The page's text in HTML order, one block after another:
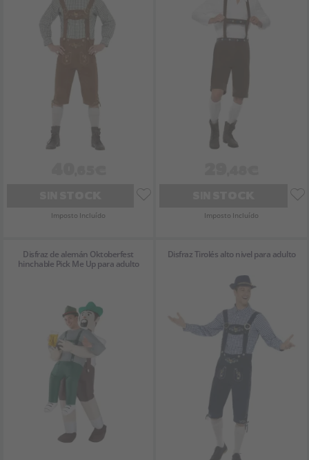
Imposto Incluído Imposto Incluído
Disfraz de alemán Oktoberfest
hinchable Pick Me Up para adulto
Disfraz Tirolés alto nivel para adulto